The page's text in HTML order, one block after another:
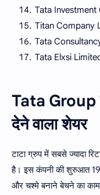
Tata
Titan Company
Tata
Tata Elxsi
Tata Group
देने वाला शेयर
टाटा ग्रुप में सबसे ज्यादा
है। इस कंपनी की शुरुआत
और चश्मे बनाने बेचने का